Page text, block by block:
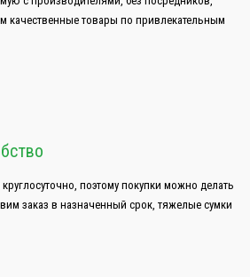
качественные товары по привлекательным
поэтому покупки можно делать
заказ в назначенный срок, тяжелые сумки